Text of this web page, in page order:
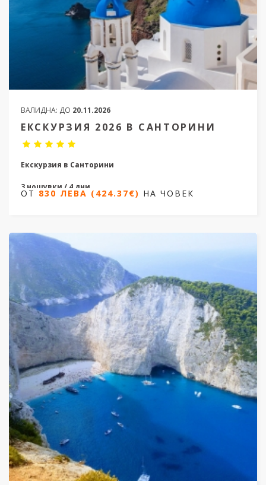
ВАЛИДНА: ДО 20.11.2026
ЕКСКУРЗИЯ 2026 В САНТОРИНИ
Екскурзия в Санторини
3 нощувки / 4 дни
ОТ830 ЛЕВА (424.37€)
ОТ 830 ЛЕВА (424.37€) НА ЧОВЕК